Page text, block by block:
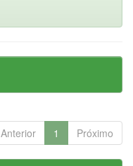
Anterior 1 Próximo